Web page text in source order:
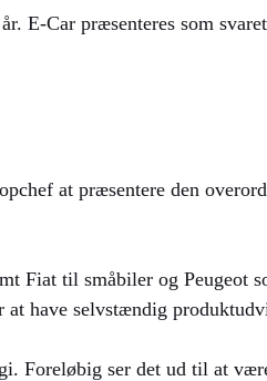
E-Car præsenteres som
at præsentere den
Fiat til småbiler og Peugeot
have selvstændig
Foreløbig ser det ud til at